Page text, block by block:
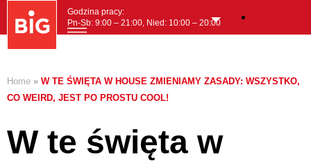
Godzina pracy:
Pn-Sb: 9:00 – 21:00, Nied: 10:00 – 20:00
Home » W TE ŚWIĘTA W HOUSE ZMIENIAMY ZASADY: WSZYSTKO,
CO WEIRD, JEST PO PROSTU COOL!
W te święta w